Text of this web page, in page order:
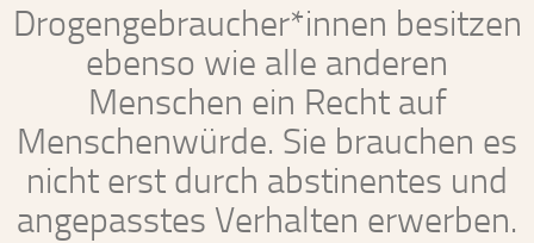
Drogengebraucher*innen besitzen
ebenso wie alle anderen
Menschen ein Recht auf
Menschenwürde. Sie brauchen es
nicht erst durch abstinentes und
angepasstes Verhalten erwerben.